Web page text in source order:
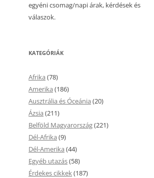
egyéni csomag/napi árak, kérdések és
válaszok.
KATEGÓRIÁK
Afrika (78)
Amerika (186)
Ausztrália és Óceánia (20)
Ázsia (211)
Belföld Magyarország(221)
Dél-Afrika (9)
Dél-Amerika (44)
Egyéb utazás(58)
Érdekes cikkek(187)